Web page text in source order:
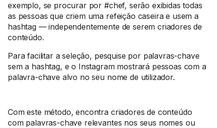
exemplo, se procurar por #chef, serão exibidas todas
as pessoas que criem uma refeição caseira e usem a
hashtag — independentemente de serem criadores de
conteúdo.
Para facilitar a seleção, pesquise por palavras-chave
sem a hashtag, e o Instagram mostrará pessoas com a
palavra-chave alvo no seu nome de utilizador.
Com este método, encontra criadores de conteúdo
com palavras-chave relevantes nos seus nomes ou